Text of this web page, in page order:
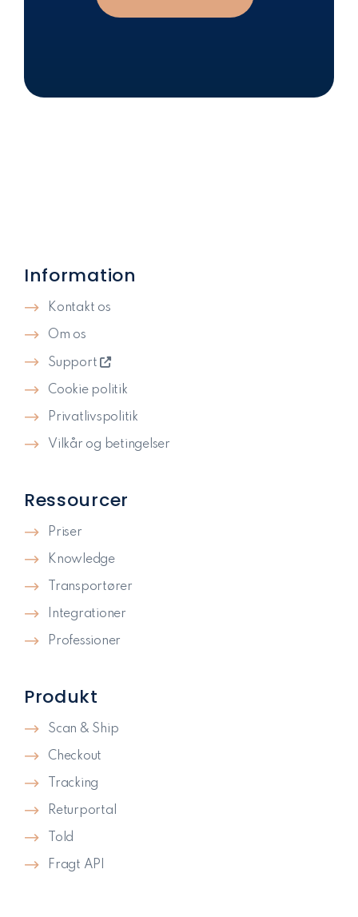
Produkt
Scan & Ship
Checkout
Tracking
Returportal
Told
Fragt API
Ressourcer
Priser
Knowledge
Transportører
Integrationer
Professioner
Information
Kontakt os
Om os
Support
Cookie politik
Privatlivspolitik​
Vilkår og betingelser